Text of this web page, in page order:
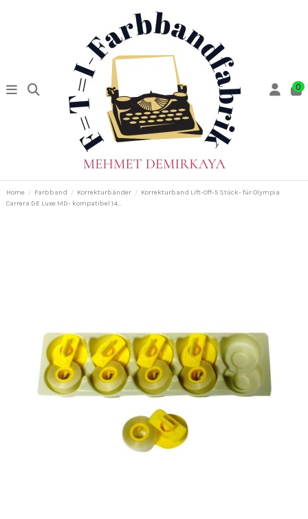
0
Home Farbband Korrekturbänder
Korrekturband Lift-Off-5 Stück- für Olympia
Carrera DE Luxe MD- kompatibel 14...